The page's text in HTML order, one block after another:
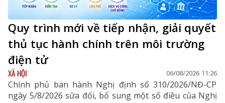
Quy trình mới về tiếp nhận, giải quyết
thủ tục hành chính trên môi trường
điện tử
XÃ HỘI 06/08/2026 11:26
Chính phủ ban hành Nghị định số 310/2026/NĐ-CP
ngày 5/8/2026 sửa đổi, bổ sung một số điều của Nghị